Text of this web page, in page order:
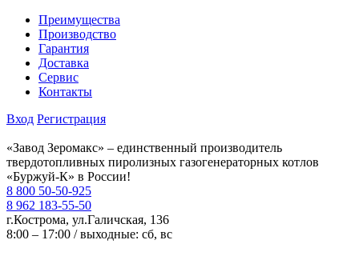
Преимущества
Производство
Гарантия
Доставка
Сервис
Контакты
Вход Регистрация
«Завод Зеромакс» – единственный производитель
твердотопливных пиролизных газогенераторных котлов
«Буржуй-К» в России!
8 800 50-50-925
8 962 183-55-50
г.Кострома, ул.Галичская, 136
8:00 – 17:00 / выходные: сб, вс